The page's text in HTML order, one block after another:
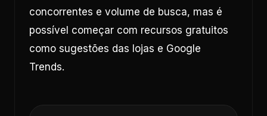
concorrentes e volume de busca, mas é
possível começar com recursos gratuitos
como sugestões das lojas e Google
Trends.